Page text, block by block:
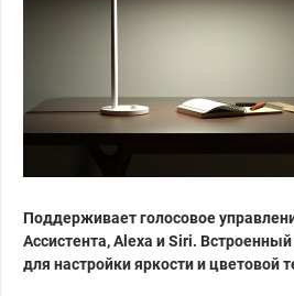
Поддерживает голосовое
Ассистента, Alexa и Siri.
для настройки яркости и цветовой